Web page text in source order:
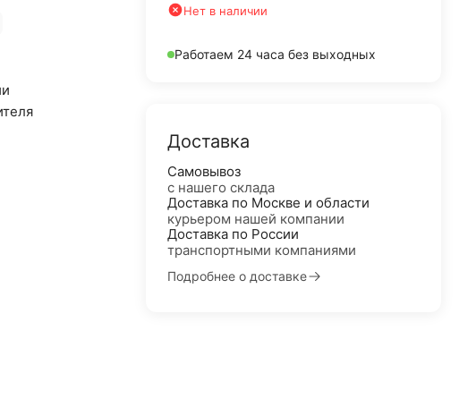
Нет в наличии
Работаем 24 часа без выходных
Доставка
Самовывоз
с нашего склада
Доставка по Москве и области
курьером нашей компании
Доставка по России
транспортными компаниями
Подробнее о доставке